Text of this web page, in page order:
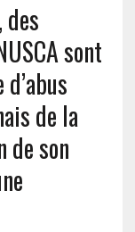
des
sont
de la
de son